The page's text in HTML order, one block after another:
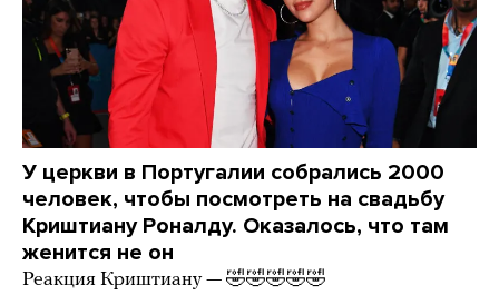
У церкви в Португалии собрались 2000
человек, чтобы посмотреть на свадьбу
Криштиану Роналду. Оказалось, что там
женится не он
Реакция Криштиану — 🤣🤣🤣🤣🤣